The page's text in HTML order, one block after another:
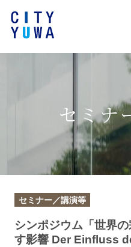
セミナ
セミナー／講演等
シンポジウム「世界
す影響 Der Einfluss